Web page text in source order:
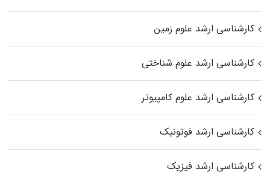
کارشناسی ارشد علوم زمین
کارشناسی ارشد علوم شناختی
کارشناسی ارشد علوم کامپیوتر
کارشناسی ارشد فوتونیک
کارشناسی ارشد فیزیک